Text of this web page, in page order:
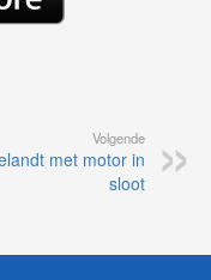
Volgende
met motor in
sloot